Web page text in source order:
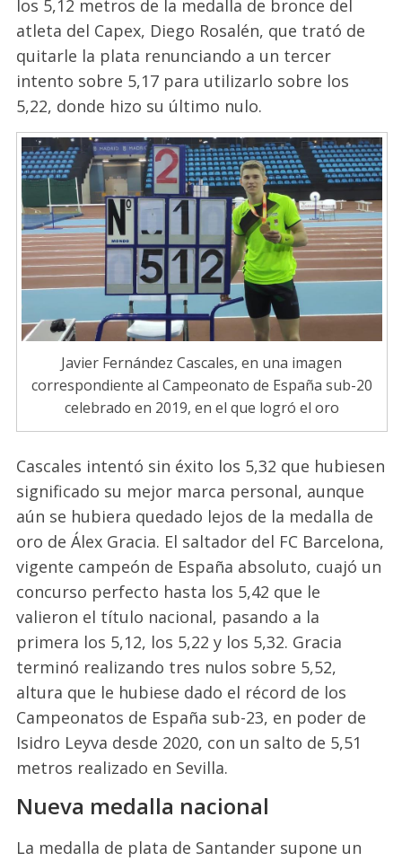
los 5,12 metros de la medalla de bronce del
atleta del Capex, Diego Rosalén, que trató de
quitarle la plata renunciando a un tercer
intento sobre 5,17 para utilizarlo sobre los
5,22, donde hizo su último nulo.
Javier Fernández Cascales, en una imagen
correspondiente al Campeonato de España sub-20
celebrado en 2019, en el que logró el oro
Cascales intentó sin éxito los 5,32 que hubiesen
significado su mejor marca personal, aunque
aún se hubiera quedado lejos de la medalla de
oro de Álex Gracia. El saltador del FC Barcelona,
vigente campeón de España absoluto, cuajó un
concurso perfecto hasta los 5,42 que le
valieron el título nacional, pasando a la
primera los 5,12, los 5,22 y los 5,32. Gracia
terminó realizando tres nulos sobre 5,52,
altura que le hubiese dado el récord de los
Campeonatos de España sub-23, en poder de
Isidro Leyva desde 2020, con un salto de 5,51
metros realizado en Sevilla.
Nueva medalla nacional
La medalla de plata de Santander supone un